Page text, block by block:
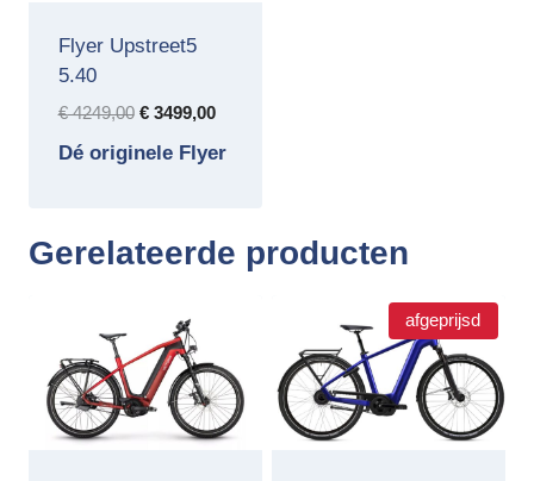
Flyer Upstreet5
5.40
€4249,00 Oorspronkelijke
was:
€3499,00Huidige
is:
Dé originele Flyer
Gerelateerde producten
afgeprijsd